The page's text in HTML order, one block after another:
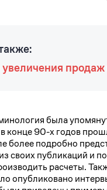
продаж
была
конце 90-х годов
более подробно
своих публикаций и
расчеты.
опубликовано